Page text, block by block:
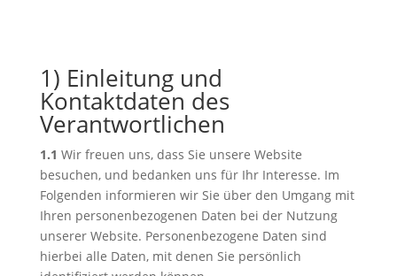
1) Einleitung und
Kontaktdaten des
Verantwortlichen
1.1 Wir freuen uns, dass Sie unsere Website
besuchen, und bedanken uns für Ihr Interesse. Im
Folgenden informieren wir Sie über den Umgang mit
Ihren personenbezogenen Daten bei der Nutzung
unserer Website. Personenbezogene Daten sind
hierbei alle Daten, mit denen Sie persönlich